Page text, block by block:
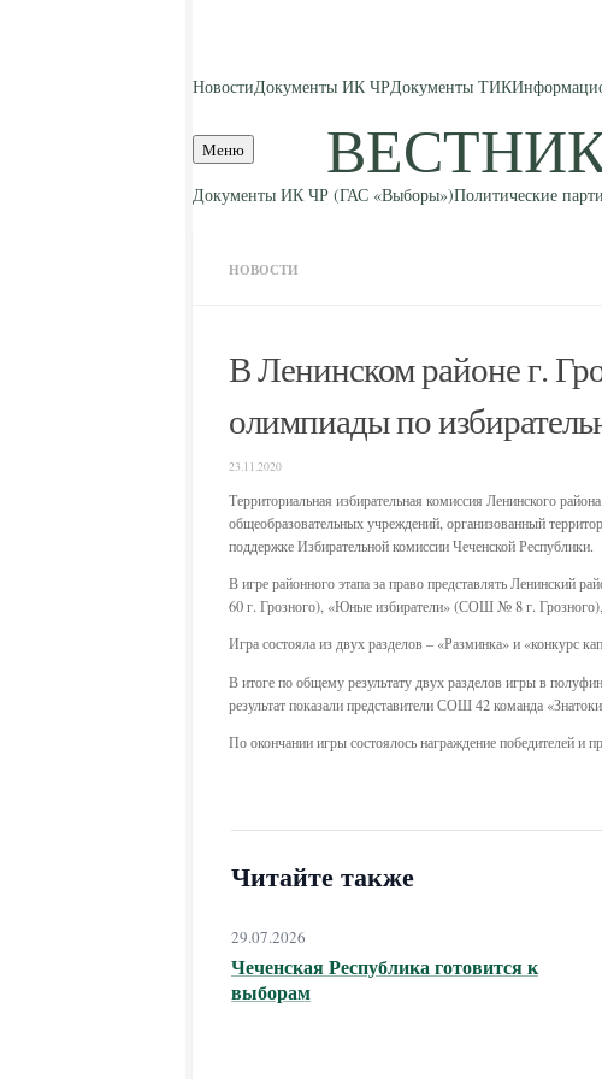
НовостиДокументы ИК ЧРДокументы ТИК
Меню
Документы ИК ЧР (ГАС «Выборы»)Политические
НОВОСТИ
В Ленинском районе г.
олимпиады по
23.11.2020
Территориальная избирательная комиссия Ленинского
общеобразовательных учреждений, организованный
поддержке Избирательной комиссии Чеченской Республики.
В игре районного этапа за право представлять
60 г. Грозного), «Юные избиратели» (СОШ № 8 г.
Игра состояла из двух разделов – «Разминка» и «конкурс
В итоге по общему результату двух разделов игры в
результат показали представители СОШ 42 команда
По окончании игры состоялось награждение победителей
Читайте также
29.07.2026
Чеченская Республика готовится к
выборам